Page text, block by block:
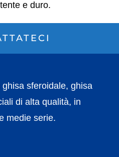
e duro.
sferoidale, ghisa
di alta qualità, in
medie serie.